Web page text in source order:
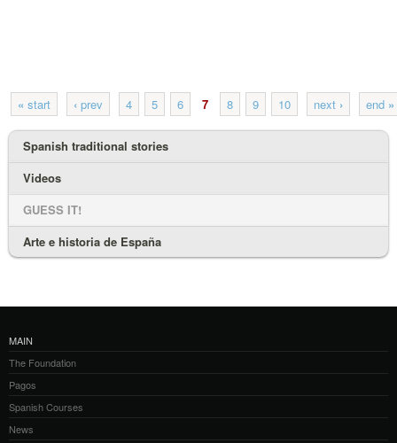
« start ‹ prev 4 5 6 7 8 9 10 next › end »
Spanish traditional stories
Videos
GUESS IT!
Arte e historia de España
MAIN
The Foundation
Pagos
Spanish Courses
News